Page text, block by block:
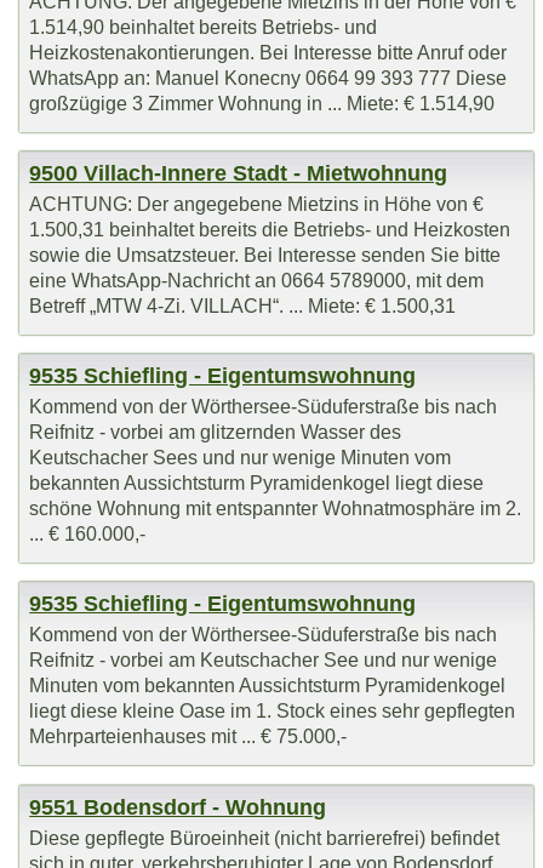
1.514,90 beinhaltet bereits Betriebs- und
Heizkostenakontierungen. Bei Interesse bitte Anruf oder
WhatsApp an: Manuel Konecny 0664 99 393 777 Diese
großzügige 3 Zimmer Wohnung in ... Miete: € 1.514,90
9500 Villach-Innere Stadt - Mietwohnung
ACHTUNG: Der angegebene Mietzins in Höhe von €
1.500,31 beinhaltet bereits die Betriebs- und Heizkosten
sowie die Umsatzsteuer. Bei Interesse senden Sie bitte
eine WhatsApp-Nachricht an 0664 5789000, mit dem
Betreff „MTW 4-Zi. VILLACH“. ... Miete: € 1.500,31
9535 Schiefling - Eigentumswohnung
Kommend von der Wörthersee-Süduferstraße bis nach
Reifnitz - vorbei am glitzernden Wasser des
Keutschacher Sees und nur wenige Minuten vom
bekannten Aussichtsturm Pyramidenkogel liegt diese
schöne Wohnung mit entspannter Wohnatmosphäre im 2.
... € 160.000,-
9535 Schiefling - Eigentumswohnung
Kommend von der Wörthersee-Süduferstraße bis nach
Reifnitz - vorbei am Keutschacher See und nur wenige
Minuten vom bekannten Aussichtsturm Pyramidenkogel
liegt diese kleine Oase im 1. Stock eines sehr gepflegten
Mehrparteienhauses mit ... € 75.000,-
9551 Bodensdorf - Wohnung
Diese gepflegte Büroeinheit (nicht barrierefrei) befindet
sich in guter, verkehrsberuhigter Lage von Bodensdorf